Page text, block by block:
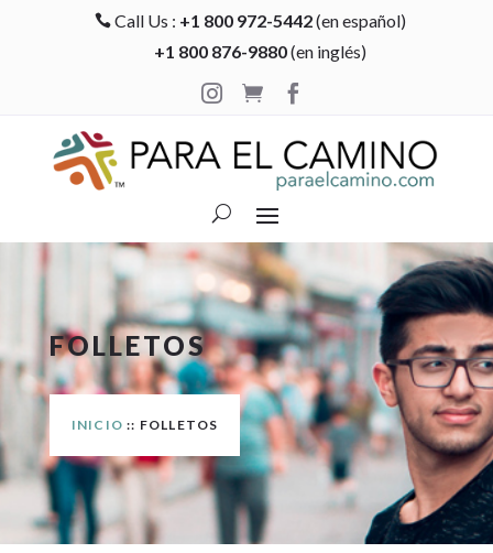
 Call Us : +1 800 972-5442(en español)
+1 800 876-9880(en inglés)

 
FOLLETOS
INICIO :: FOLLETOS